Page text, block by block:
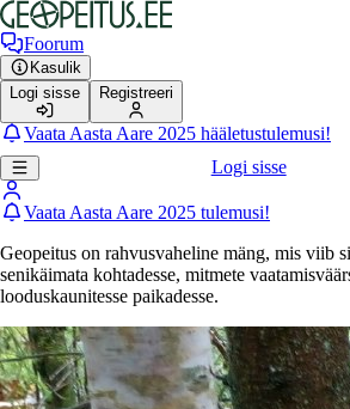
Foorum
Kasulik
Logi sisse
Registreeri
Vaata Aasta Aare 2025 hääletustulemusi!
Logi sisse
Vaata Aasta Aare 2025 tulemusi!
Geopeitus on rahvusvaheline mäng, mis viib
senikäimata kohtadesse, mitmete
looduskaunitesse paikadesse.